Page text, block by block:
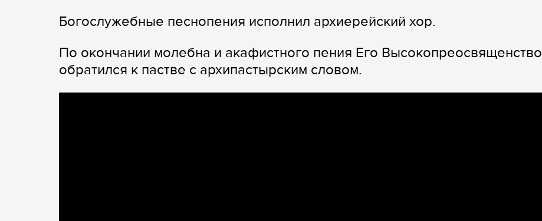
Богослужебные песнопения исполнил архиерейский хор.
По окончании молебна и акафистного пения Его Высокопреосвященство
обратился к пастве с архипастырским словом.